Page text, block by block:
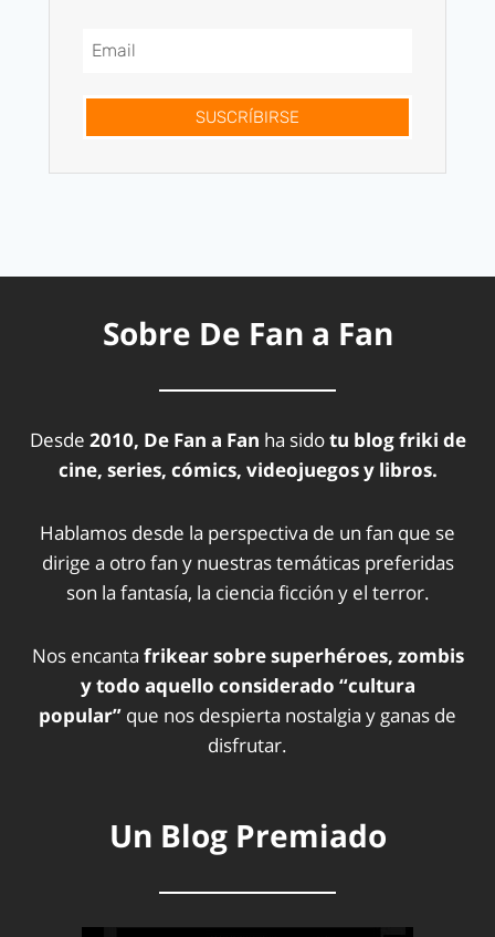
SUSCRÍBIRSE
Sobre De Fan a Fan
Desde 2010, De Fan a Fan ha sidotu blog friki de
cine, series, cómics, videojuegos y libros.
Hablamos desde la perspectiva de un fan que se
dirige a otro fan y nuestras temáticas preferidas
son la fantasía, la ciencia ficción y el terror.
Nos encanta frikear sobre superhéroes, zombis
y todo aquello considerado “cultura
popular” que nos despierta nostalgia y ganas de
disfrutar.
Un Blog Premiado